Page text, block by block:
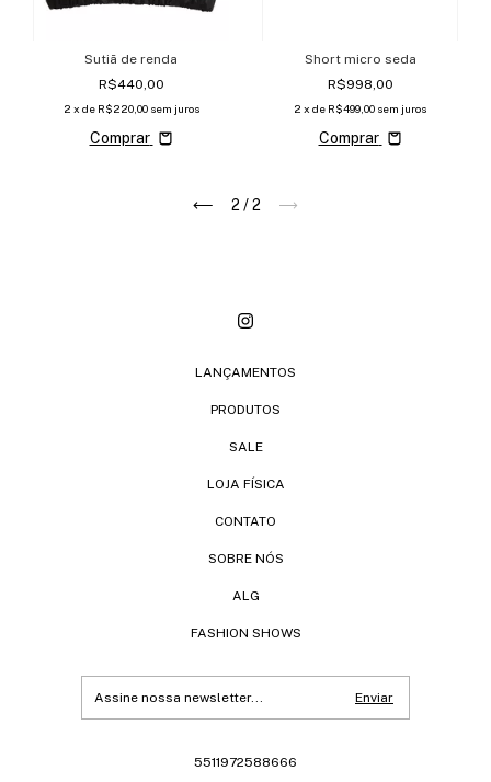
Sutiã de renda
R$440,00
2 x de R$220,00 sem juros
Comprar
Short micro seda
R$998,00
2 x de R$499,00 sem juros
Comprar
2 / 2
LANÇAMENTOS
PRODUTOS
SALE
LOJA FÍSICA
CONTATO
SOBRE NÓS
ALG
FASHION SHOWS
5511972588666